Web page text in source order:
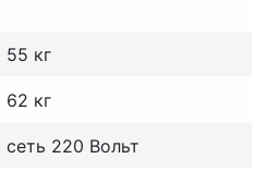
55 кг
62 кг
сеть 220 Вольт